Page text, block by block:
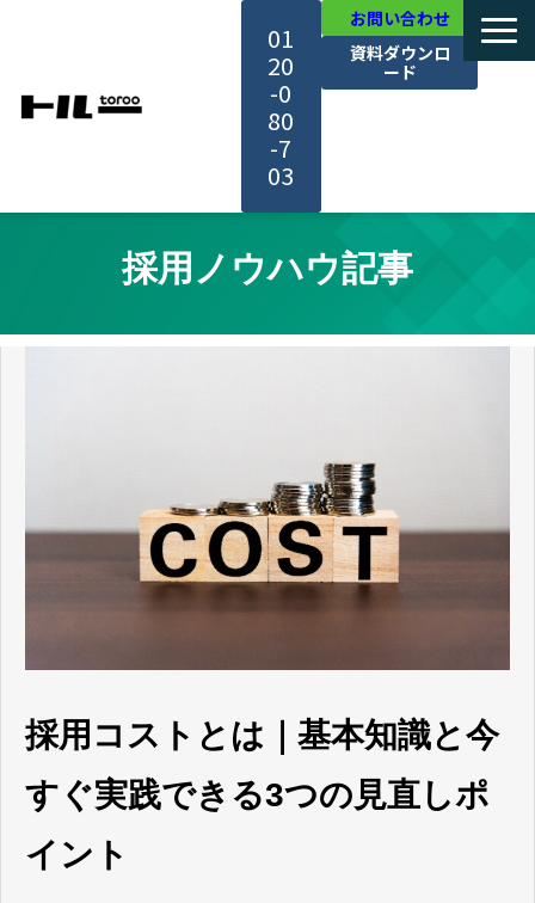
01
20
-0
80
-7
03
お問い合わせ
資料ダウンロ
ード
採用ノウハウ記事
採用コストとは｜基本知識と今
すぐ実践できる3つの見直しポ
イント